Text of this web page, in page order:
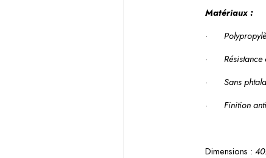
Matériaux :
·
·
·
Sans
·
Finition
Dimensions :